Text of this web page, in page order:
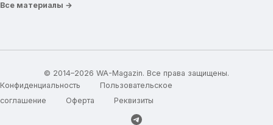
Все материалы →
© 2014–2026 WA-Magazin. Все права защищены.
Конфиденциальность
Пользовательское
соглашение
Оферта Реквизиты